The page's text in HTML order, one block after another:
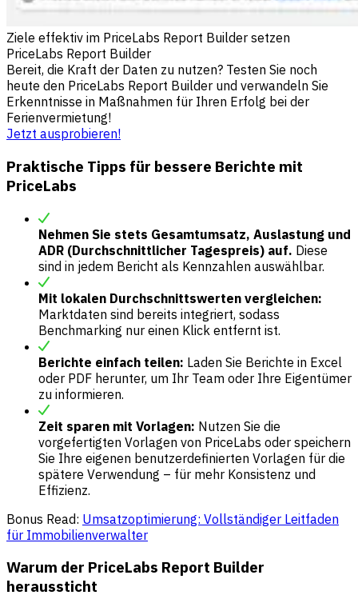
Ziele effektiv im PriceLabs Report Builder setzen
PriceLabs Report Builder
Bereit, die Kraft der Daten zu nutzen? Testen Sie noch
heute den PriceLabs Report Builder und verwandeln Sie
Erkenntnisse in Maßnahmen für Ihren Erfolg bei der
Ferienvermietung!
Jetzt ausprobieren!
Praktische Tipps für bessere Berichte mit
PriceLabs
Nehmen Sie stets Gesamtumsatz, Auslastung und
ADR (Durchschnittlicher Tagespreis) auf. Diese
sind in jedem Bericht als Kennzahlen auswählbar.
Mit lokalen Durchschnittswerten vergleichen:
Marktdaten sind bereits integriert, sodass
Benchmarking nur einen Klick entfernt ist.
Berichte einfach teilen: Laden Sie Berichte in Excel
oder PDF herunter, um Ihr Team oder Ihre Eigentümer
zu informieren.
Zeit sparen mit Vorlagen: Nutzen Sie die
vorgefertigten Vorlagen von PriceLabs oder speichern
Sie Ihre eigenen benutzerdefinierten Vorlagen für die
spätere Verwendung – für mehr Konsistenz und
Effizienz.
Bonus Read: Umsatzoptimierung: Vollständiger Leitfaden
für Immobilienverwalter
Warum der PriceLabs Report Builder
heraussticht